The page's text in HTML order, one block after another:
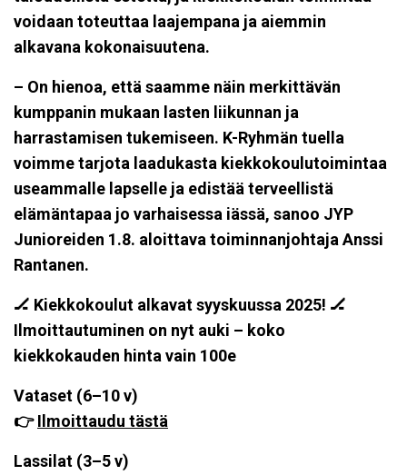
voidaan toteuttaa laajempana ja aiemmin
alkavana kokonaisuutena.
– On hienoa, että saamme näin merkittävän
kumppanin mukaan lasten liikunnan ja
harrastamisen tukemiseen. K-Ryhmän tuella
voimme tarjota laadukasta kiekkokoulutoimintaa
useammalle lapselle ja edistää terveellistä
elämäntapaa jo varhaisessa iässä, sanoo JYP
Junioreiden 1.8. aloittava toiminnanjohtaja Anssi
Rantanen.
🏒 Kiekkokoulut alkavat syyskuussa 2025! 🏒
Ilmoittautuminen on nyt auki – koko
kiekkokauden hinta vain 100e
Vataset (6–10 v)
👉Ilmoittaudu tästä
Lassilat (3–5 v)